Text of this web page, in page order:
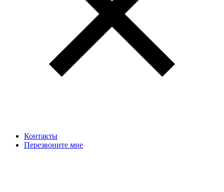
Контакты
Перезвоните мне